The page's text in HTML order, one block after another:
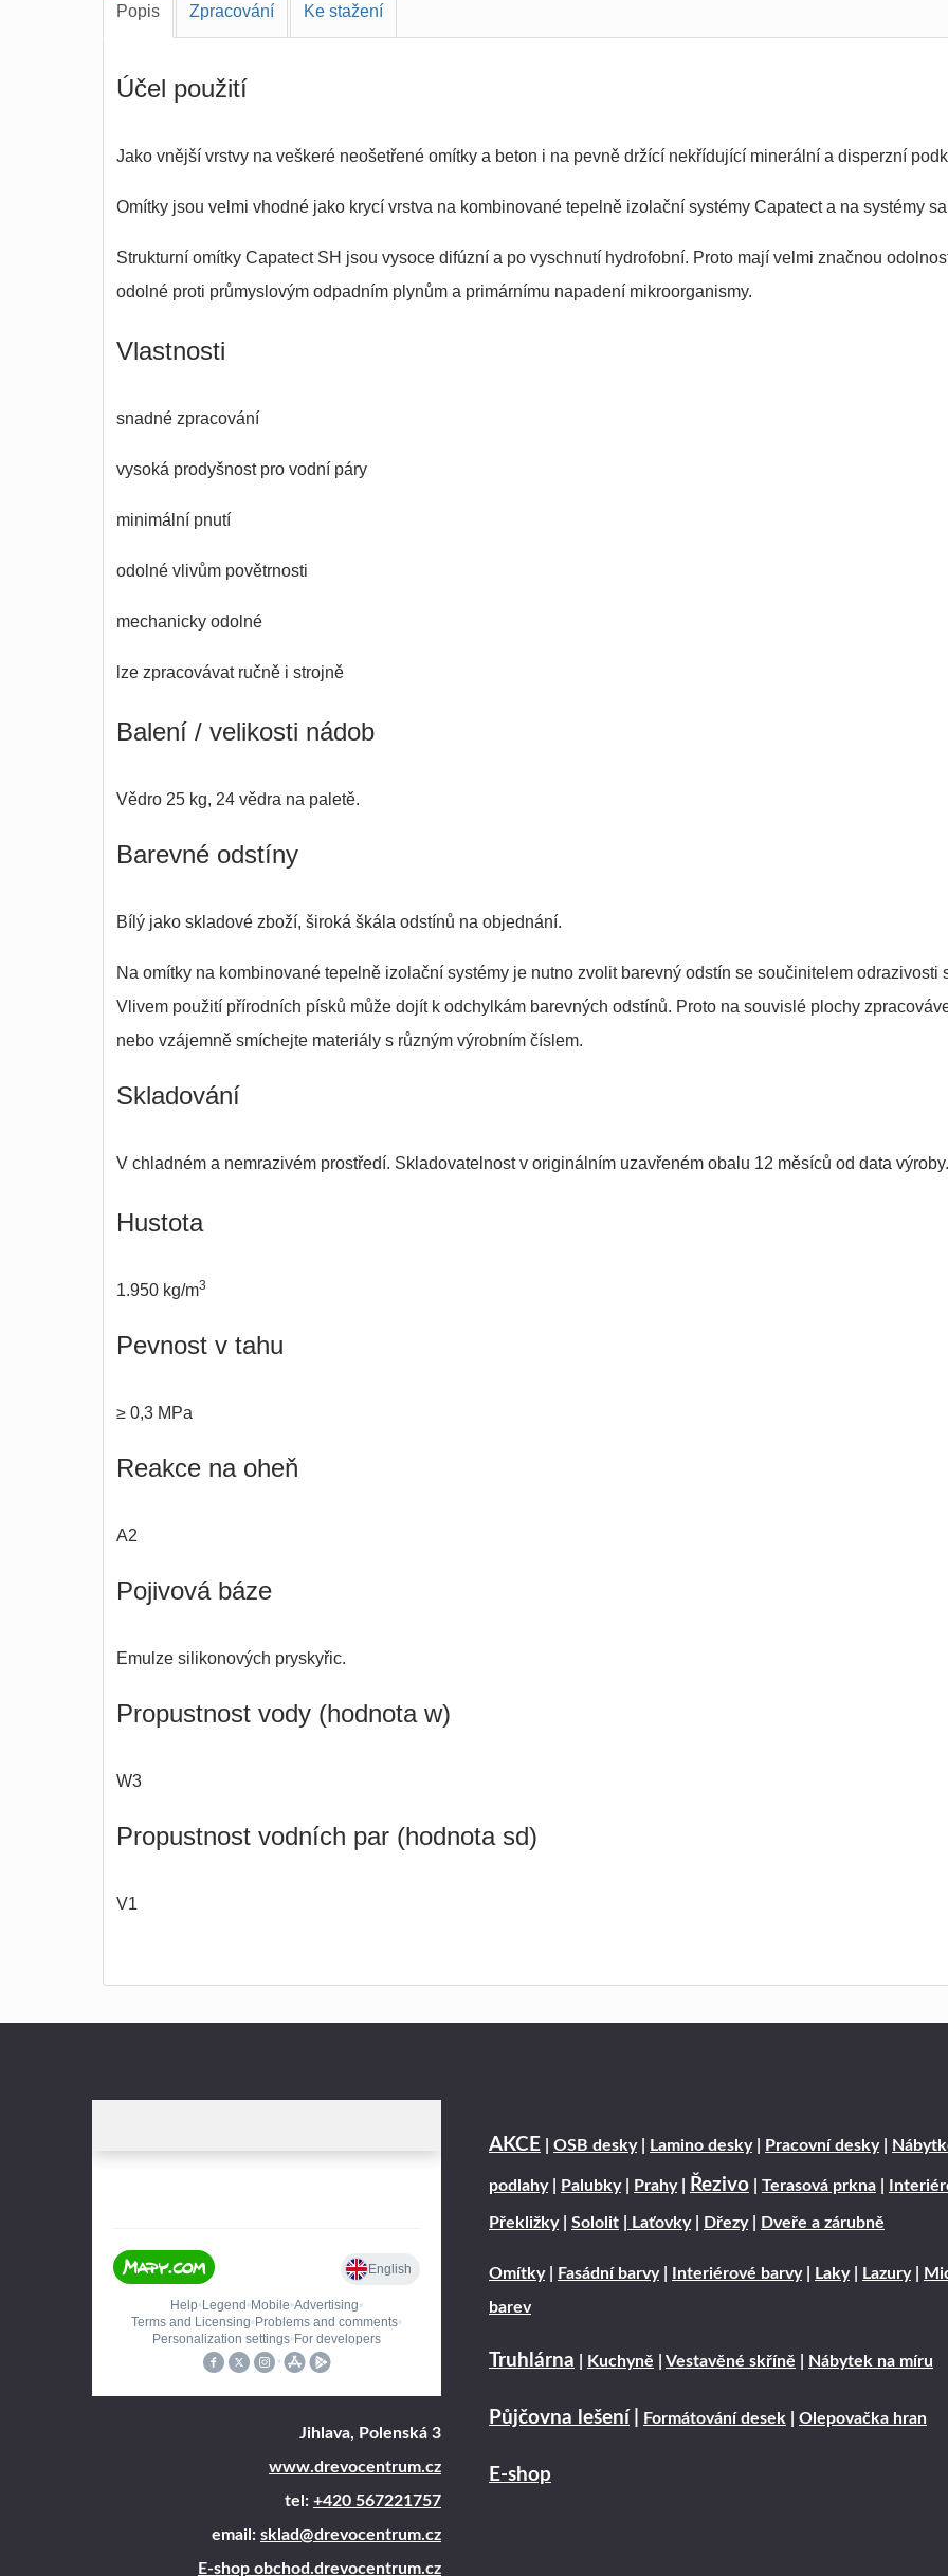
Popis Zpracování Ke stažení
Účel použití
Jako vnější vrstvy na veškeré neošetřené omítky a beton i na pevně držící nekřídující minerální a disperzní
Omítky jsou velmi vhodné jako krycí vrstva na kombinované tepelně izolační systémy Capatect a na systémy
Strukturní omítky Capatect SH jsou vysoce difúzní a po vyschnutí hydrofobní. Proto mají velmi značnou
odolné proti průmyslovým odpadním plynům a primárnímu napadení mikroorganismy.
Vlastnosti
snadné zpracování
vysoká prodyšnost pro vodní páry
minimální pnutí
odolné vlivům povětrnosti
mechanicky odolné
lze zpracovávat ručně i strojně
Balení / velikosti nádob
Vědro 25 kg, 24 vědra na paletě.
Barevné odstíny
Bílý jako skladové zboží, široká škála odstínů na objednání.
Na omítky na kombinované tepelně izolační systémy je nutno zvolit barevný odstín se součinitelem odrazivosti
Vlivem použití přírodních písků může dojít k odchylkám barevných odstínů. Proto na souvislé plochy
nebo vzájemně smíchejte materiály s různým výrobním číslem.
Skladování
V chladném a nemrazivém prostředí. Skladovatelnost v originálním uzavřeném obalu 12 měsíců od data výroby.
Hustota
1.950 kg/m3
Pevnost v tahu
≥ 0,3 MPa
Reakce na oheň
A2
Pojivová báze
Emulze silikonových pryskyřic.
Propustnost vody (hodnota w)
W3
Propustnost vodních par (hodnota sd)
V1
Jihlava, Polenská 3
www.drevocentrum.cz
tel: +420 567221757
email: sklad@drevocentrum.cz
E-shop obchod.drevocentrum.cz
AKCE OSB desky| Lamino desky| Pracovní desky|
podlahy| Palubky| Prahy| Řezivo Terasová prkna
Překližky| Sololit Laťovky| Dřezy| Dveře a zárubně
Omítky| Fasádní barvy| Interiérové barvy| Laky| Lazury|
barev
Truhlárna Kuchyně Vestavěné skříně Nábytek na míru
Půjčovna lešení Formátování desek Olepovačka hran
E-shop